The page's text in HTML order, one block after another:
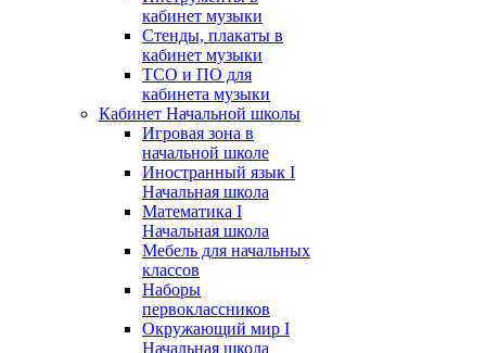
кабинет музыки
Стенды, плакаты в
кабинет музыки
ТСО и ПО для
кабинета музыки
Кабинет Начальной школы
Игровая зона в
начальной школе
Иностранный язык I
Начальная школа
Математика I
Начальная школа
Мебель для начальных
классов
Наборы
первоклассников
Окружающий мир I
Начальная школа